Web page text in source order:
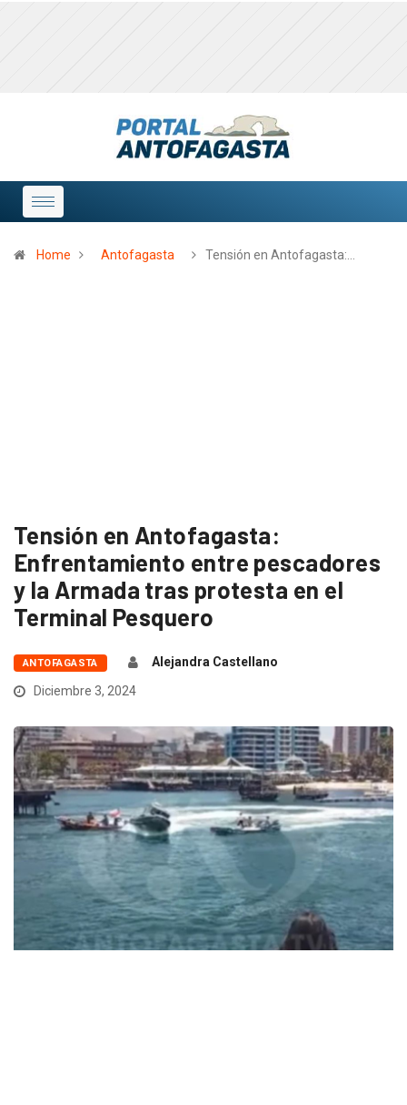
Home Antofagasta Tensión en Antofagasta:…
Tensión en Antofagasta:
Enfrentamiento entre pescadores
y la Armada tras protesta en el
Terminal Pesquero
ANTOFAGASTA
Alejandra Castellano
Diciembre 3, 2024